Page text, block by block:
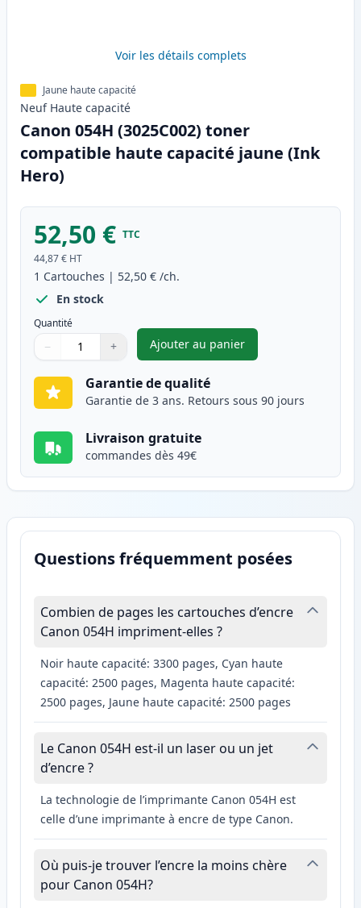
Voir les détails complets
Jaune haute capacité
Neuf Haute capacité
Canon 054H (3025C002) toner
compatible haute capacité jaune (Ink
Hero)
52,50 € TTC
44,87 € HT
1 Cartouches | 52,50 € /ch.
En stock
Quantité
Quantité
Utilisez les boutons pour ajuster
− +
Quantité
Ajouter au panier
,Canon 054H (3025C002)
Garantie de qualité
Garantie de 3 ans. Retours sous 90 jours
Livraison gratuite
commandes dès 49€
Questions fréquemment posées
Combien de pages les cartouches d’encre
Canon 054H impriment-elles ?
Noir haute capacité: 3300 pages, Cyan haute
capacité: 2500 pages, Magenta haute capacité:
2500 pages, Jaune haute capacité: 2500 pages
Le Canon 054H est-il un laser ou un jet
d’encre ?
La technologie de l’imprimante Canon 054H est
celle d’une imprimante à encre de type Canon.
Où puis-je trouver l’encre la moins chère
pour Canon 054H?